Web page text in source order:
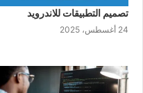
تصميم التطبيقات للاندرويد
24 أغسطس، 2025